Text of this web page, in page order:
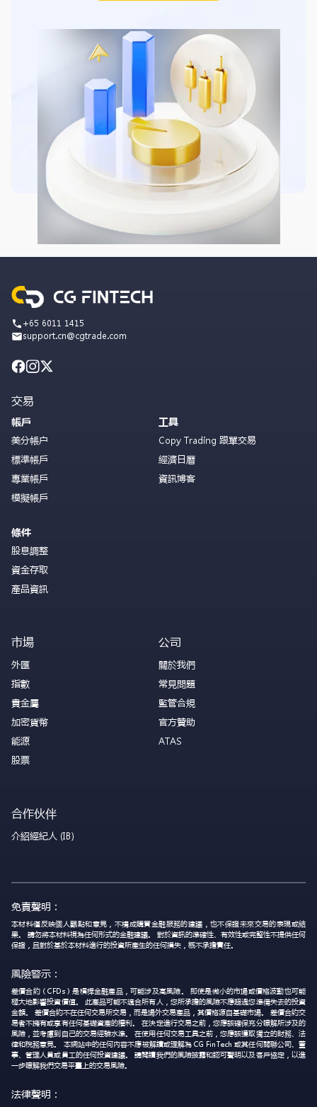
+65 6011 1415
support.cn@cgtrade.com
交易
帳戶
美分帳户
標準帳戶
專業帳戶
模擬帳戶
條件
股息調整
資金存取
產品資訊
工具
Copy Trading 跟單交易
經濟日曆
資訊博客
市場
外匯
指數
貴金屬
加密貨幣
能源
股票
公司
關於我們
常見問題
監管合規
官方贊助
ATAS
合作伙伴
介紹經紀人 (IB)
免責聲明：
本材料僅反映個人觀點和意見，不構成購買金融服務的建議，也不保證未來交易的表現或結
果。 請勿將本材料視為任何形式的金融建議。 對於資訊的準確性、有效性或完整性不提供任何
保證，且對於基於本材料進行的投資所產生的任何損失，概不承擔責任。
風險警示：
差價合約（CFDs）是槓桿金融產品，可能涉及高風險。 即使是微小的市場或價格波動也可能
極大地影響投資價值。 此產品可能不適合所有人，您所承擔的風險不應超過您準備失去的投資
金額。 差價合約不在任何交易所交易，而是場外交易產品，其價格源自基礎市場。 差價合約交
易者不擁有或享有任何基礎資產的權利。 在決定進行交易之前，您應該確保充分瞭解所涉及的
風險，並考慮到自己的交易經驗水準。 在使用任何交易工具之前，您應該獲取獨立的財務、法
律和稅務意見。 本網站中的任何內容不應被解讀或理解為 CG FinTech 或其任何關聯公司、董
事、管理人員或員工的任何投資建議。 請閱讀我們的風險披露和認可聲明以及客戶協定，以進
一步瞭解我們交易平臺上的交易風險。
法律聲明：